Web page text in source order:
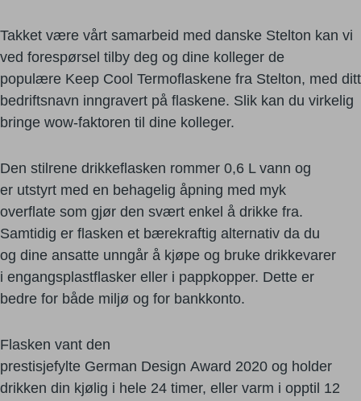
Takket være vårt samarbeid med danske Stelton kan vi
ved forespørsel tilby deg og dine kolleger de
populære Keep Cool Termoflaskene fra Stelton, med ditt
bedriftsnavn inngravert på flaskene. Slik kan du virkelig
bringe wow-faktoren til dine kolleger.
Den stilrene drikkeflasken rommer 0,6 L vann og
er utstyrt med en behagelig åpning med myk
overflate som gjør den svært enkel å drikke fra.
Samtidig er flasken et bærekraftig alternativ da du
og dine ansatte unngår å kjøpe og bruke drikkevarer
i engangsplastflasker eller i pappkopper. Dette er
bedre for både miljø og for bankkonto.
Flasken vant den
prestisjefylte German Design Award 2020 og holder
drikken din kjølig i hele 24 timer, eller varm i opptil 12